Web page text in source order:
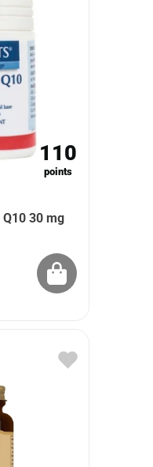
110
points
30 mg